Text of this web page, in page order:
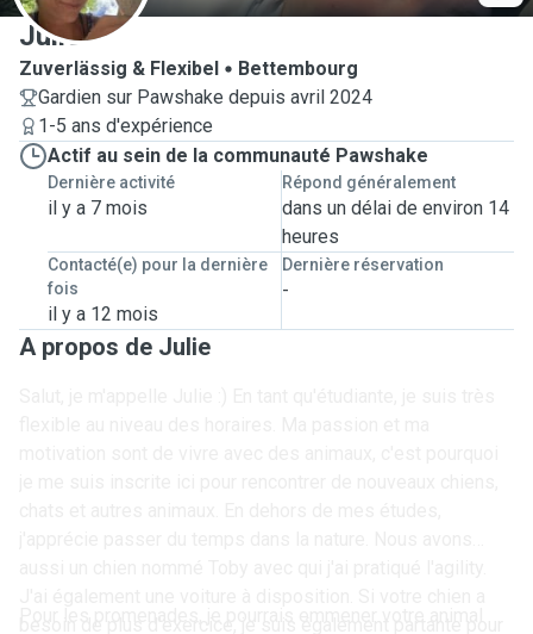
Julie
Zuverlässig & Flexibel
Bettembourg
Gardien sur Pawshake depuis avril 2024
1-5 ans d'expérience
Actif au sein de la communauté Pawshake
Dernière activité
il y a 7 mois
Répond généralement
dans un délai de environ 14
heures
Contacté(e) pour la dernière
fois
il y a 12 mois
Dernière réservation
-
A propos de Julie